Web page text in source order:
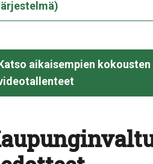
aikaisempien